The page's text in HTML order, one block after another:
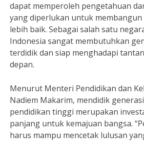
dapat memperoleh pengetahuan
yang diperlukan untuk membangun
lebih baik. Sebagai salah satu
Indonesia sangat membutuhkan
terdidik dan siap menghadapi
depan.
Menurut Menteri Pendidikan dan
Nadiem Makarim, mendidik
pendidikan tinggi merupakan
panjang untuk kemajuan bangsa.
harus mampu mencetak lulusan